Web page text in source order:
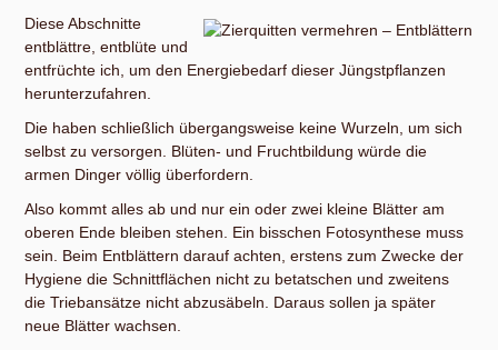
Diese Abschnitte
entblättre, entblüte und
entfrüchte ich, um den Energiebedarf dieser Jüngstpflanzen
herunterzufahren.
Die haben schließlich übergangsweise keine Wurzeln, um sich
selbst zu versorgen. Blüten- und Fruchtbildung würde die
armen Dinger völlig überfordern.
Also kommt alles ab und nur ein oder zwei kleine Blätter am
oberen Ende bleiben stehen. Ein bisschen Fotosynthese muss
sein. Beim Entblättern darauf achten, erstens zum Zwecke der
Hygiene die Schnittflächen nicht zu betatschen und zweitens
die Triebansätze nicht abzusäbeln. Daraus sollen ja später
neue Blätter wachsen.